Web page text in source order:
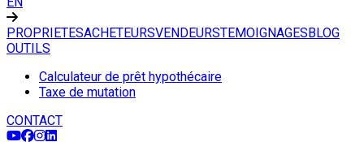
PROPRIETESACHETEURSVENDEURSTEMOIGNAGESBLOG
OUTILS
Calculateur de prêt hypothécaire
Taxe de mutation
CONTACT